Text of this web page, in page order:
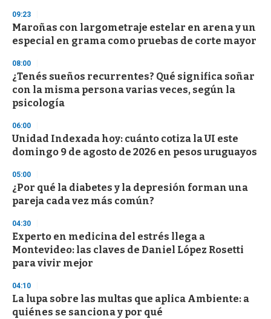
d
s
o
f
3
s
e
c
o
d
s
09:23
Maroñas con largometraje estelar en arena y un
especial en grama como pruebas de corte mayor
08:00
¿Tenés sueños recurrentes? Qué significa soñar
con la misma persona varias veces, según la
psicología
06:00
Unidad Indexada hoy: cuánto cotiza la UI este
domingo 9 de agosto de 2026 en pesos uruguayos
05:00
¿Por qué la diabetes y la depresión forman una
pareja cada vez más común?
04:30
Experto en medicina del estrés llega a
Montevideo: las claves de Daniel López Rosetti
para vivir mejor
04:10
La lupa sobre las multas que aplica Ambiente: a
quiénes se sanciona y por qué